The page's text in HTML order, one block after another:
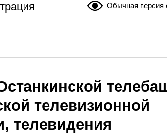
Обычная версия
телевизионной
телевидения